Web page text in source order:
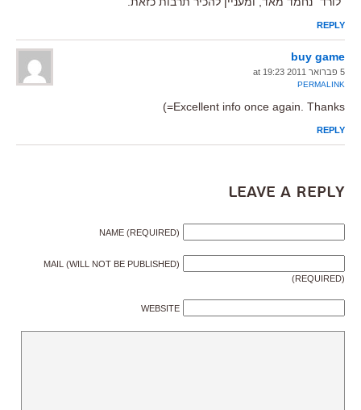
REPLY
buy game
5 פברואר 2011 at 19:23
PERMALINK
Excellent info once again. Thanks=)
REPLY
Leave a Reply
NAME (REQUIRED)
MAIL (WILL NOT BE PUBLISHED)
(REQUIRED)
WEBSITE